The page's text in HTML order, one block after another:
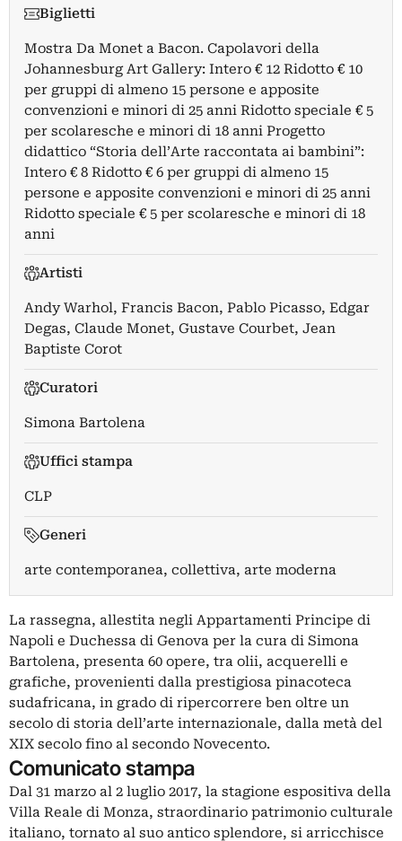
Biglietti
Mostra Da Monet a Bacon. Capolavori della
Johannesburg Art Gallery: Intero € 12 Ridotto € 10
per gruppi di almeno 15 persone e apposite
convenzioni e minori di 25 anni Ridotto speciale € 5
per scolaresche e minori di 18 anni Progetto
didattico “Storia dell’Arte raccontata ai bambini”:
Intero € 8 Ridotto € 6 per gruppi di almeno 15
persone e apposite convenzioni e minori di 25 anni
Ridotto speciale € 5 per scolaresche e minori di 18
anni
Artisti
Andy Warhol, Francis Bacon, Pablo Picasso, Edgar
Degas, Claude Monet, Gustave Courbet, Jean
Baptiste Corot
Curatori
Simona Bartolena
Uffici stampa
CLP
Generi
arte contemporanea, collettiva, arte moderna
La rassegna, allestita negli Appartamenti Principe di
Napoli e Duchessa di Genova per la cura di Simona
Bartolena, presenta 60 opere, tra olii, acquerelli e
grafiche, provenienti dalla prestigiosa pinacoteca
sudafricana, in grado di ripercorrere ben oltre un
secolo di storia dell’arte internazionale, dalla metà del
XIX secolo fino al secondo Novecento.
Comunicato stampa
Dal 31 marzo al 2 luglio 2017, la stagione espositiva della
Villa Reale di Monza, straordinario patrimonio culturale
italiano, tornato al suo antico splendore, si arricchisce